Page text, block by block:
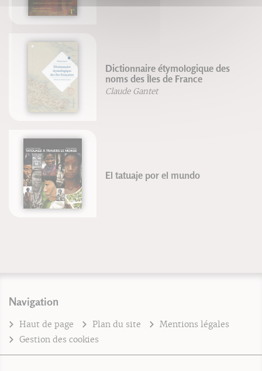
Dictionnaire étymologique des
noms des Îles de France
Claude Gantet
El tatuaje por el mundo
Navigation
Haut de page Plan du site
Mentions légales
Gestion des cookies